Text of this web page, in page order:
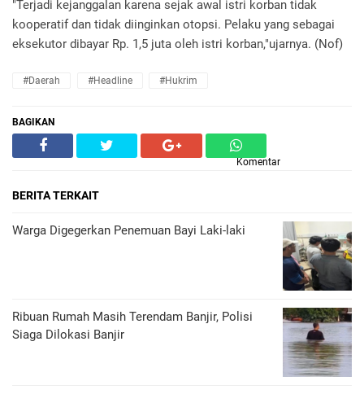
"Terjadi kejanggalan karena sejak awal istri korban tidak
kooperatif dan tidak diinginkan otopsi. Pelaku yang sebagai
eksekutor dibayar Rp. 1,5 juta oleh istri korban,"ujarnya. (Nof)
#daerah #headline #hukrim
BAGIKAN
Komentar
BERITA TERKAIT
Warga Digegerkan Penemuan Bayi Laki-laki
Ribuan Rumah Masih Terendam Banjir, Polisi
Siaga Dilokasi Banjir